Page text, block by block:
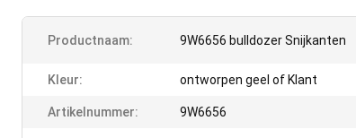
Productnaam: 9W6656 bulldozer Snijkanten
Kleur: ontworpen geel of Klant
Artikelnummer: 9W6656